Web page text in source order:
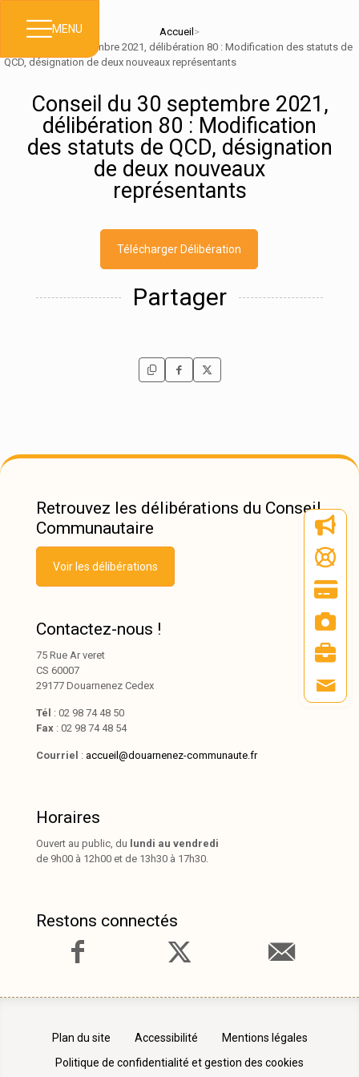
MENU Accueil >
Conseil du 30 septembre 2021, délibération 80 : Modification des statuts de
QCD, désignation de deux nouveaux représentants
Conseil du 30 septembre 2021,
délibération 80 : Modification
des statuts de QCD, désignation
de deux nouveaux
représentants
Télécharger Délibération
Partager
Retrouvez les délibérations du Conseil
Communautaire
Voir les délibérations
Contactez-nous !
75 Rue Ar veret
CS 60007
29177 Douarnenez Cedex
Tél : 02 98 74 48 50
Fax : 02 98 74 48 54
Courriel : accueil@douarnenez-communaute.fr
Horaires
Ouvert au public, du lundi au vendredi
de 9h00 à 12h00 et de 13h30 à 17h30.
Restons connectés
Plan du site Accessibilité
Mentions légales
Politique de confidentialité et gestion des cookies